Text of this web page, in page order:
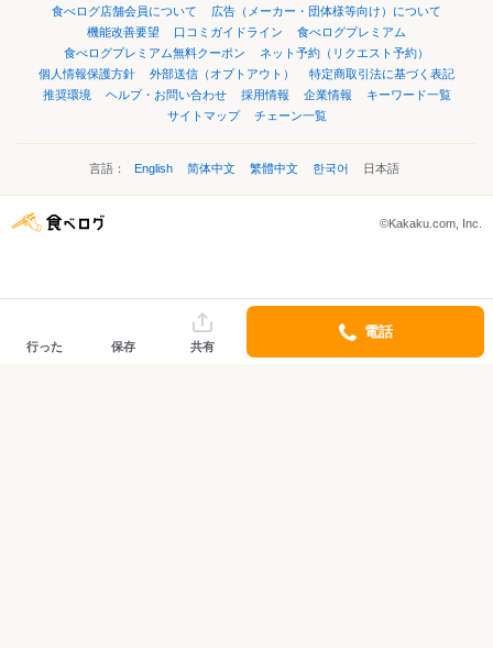
食べログ店舗会員について
広告（メーカー・団体様等向け）について
機能改善要望
口コミガイドライン
食べログプレミアム
食べログプレミアム無料クーポン
ネット予約（リクエスト予約）
個人情報保護方針
外部送信（オプトアウト）
特定商取引法に基づく表記
推奨環境
ヘルプ・お問い合わせ 採用情報 企業情報
キーワード一覧
サイトマップ
チェーン一覧
言語： English 简体中文 繁體中文 한국어 日本語
©Kakaku.com, Inc.
行った 保存 共有
電話